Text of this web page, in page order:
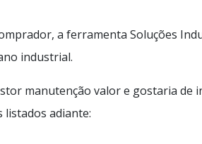
a ferramenta Soluções
industrial.
manutenção valor e gostaria de
listados adiante: